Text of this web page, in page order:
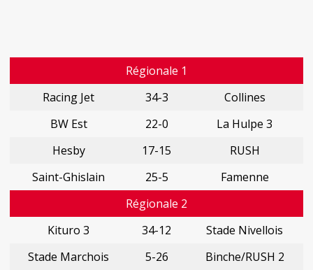
Régionale 1
Racing Jet
34-3
Collines
BW Est
22-0
La Hulpe 3
Hesby
17-15
RUSH
Saint-Ghislain
25-5
Famenne
Régionale 2
Kituro 3
34-12
Stade Nivellois
Stade Marchois
5-26
Binche/RUSH 2